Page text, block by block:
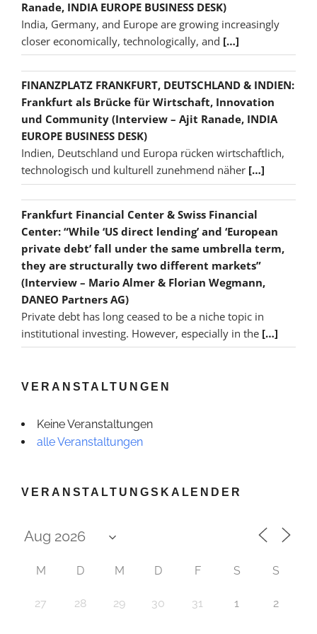
Ranade, INDIA EUROPE BUSINESS DESK)
India, Germany, and Europe are growing increasingly
closer economically, technologically, and […]
FINANZPLATZ FRANKFURT, DEUTSCHLAND & INDIEN:
Frankfurt als Brücke für Wirtschaft, Innovation
und Community (Interview – Ajit Ranade, INDIA
EUROPE BUSINESS DESK)
Indien, Deutschland und Europa rücken wirtschaftlich,
technologisch und kulturell zunehmend näher […]
Frankfurt Financial Center & Swiss Financial
Center: “While ‘US direct lending’ and ‘European
private debt’ fall under the same umbrella term,
they are structurally two different markets”
(Interview – Mario Almer & Florian Wegmann,
DANEO Partners AG)
Private debt has long ceased to be a niche topic in
institutional investing. However, especially in the […]
VERANSTALTUNGEN
Keine Veranstaltungen
alle Veranstaltungen
VERANSTALTUNGSKALENDER
M D M D F S S
27 28 29 30 31 1 2